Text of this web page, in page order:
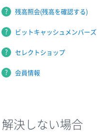
残高照会(残高を確認する)
ビットキャッシュメンバーズ
セレクトショップ
会員情報
解決しない場合